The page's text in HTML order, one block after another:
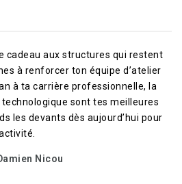
cadeau aux structures qui restent
à renforcer ton équipe d’atelier
à ta carrière professionnelle, la
sont tes meilleures
les devants dès aujourd’hui pour
Nicou